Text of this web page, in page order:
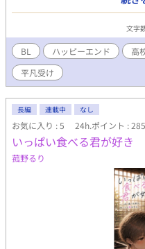
生×俺様イケメン高校生
文字
BL ハッピーエンド 高
平凡受け
長編 連載中 なし
お気に入り : 5 24h.ポイント : 285
いっぱい食べる君が好き
菰野るり